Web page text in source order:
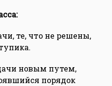
те, что не решены,
новым путем,
порядок